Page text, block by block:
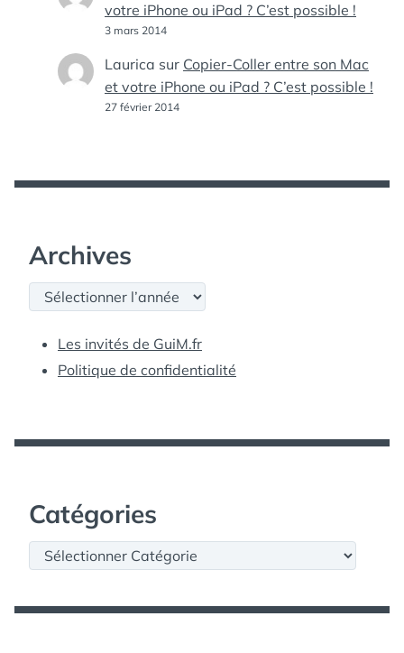
votre iPhone ou iPad ? C’est possible !
3 mars 2014
Laurica sur Copier-Coller entre son Mac
et votre iPhone ou iPad ? C’est possible !
27 février 2014
Archives
Archives
Les invités de GuiM.fr
Politique de confidentialité
Catégories
Catégories